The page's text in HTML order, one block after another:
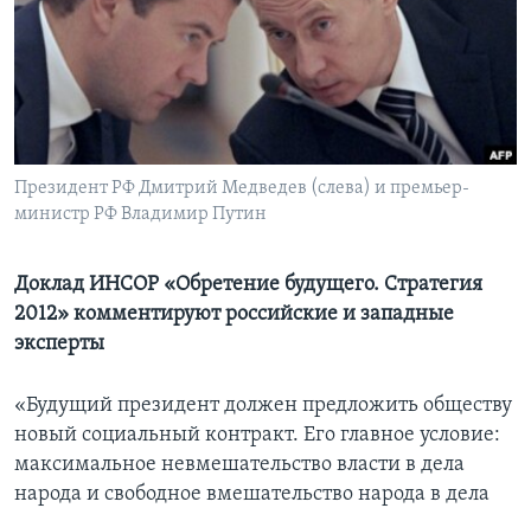
Learning English
СОЦИАЛЬНЫЕ СЕТИ
Языки
Президент РФ Дмитрий Медведев (слева) и премьер-
министр РФ Владимир Путин
Доклад ИНСОР «Обретение будущего. Стратегия
2012» комментируют российские и западные
эксперты
«Будущий президент должен предложить обществу
новый социальный контракт. Его главное условие:
максимальное невмешательство власти в дела
народа и свободное вмешательство народа в дела